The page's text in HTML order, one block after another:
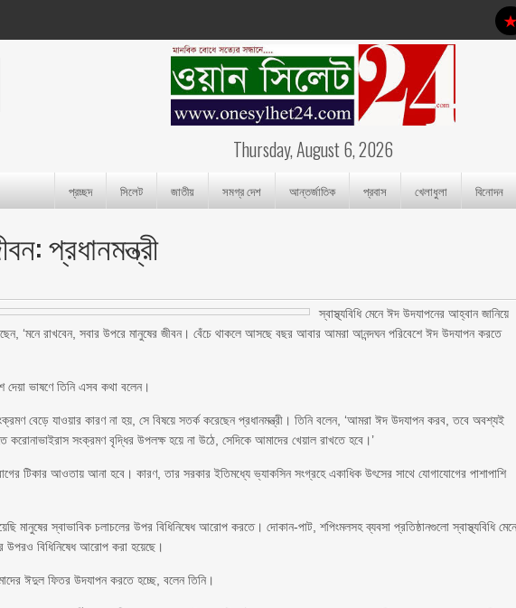
Thursday, August 6, 2026
প্রচ্ছদ সিলেট জাতীয় সমগ্র দেশ আন্তর্জাতিক প্রবাস খেলাধুলা বিনোদন
প্রধানমন্ত্রী
স্বাস্থ্যবিধি মেনে ঈদ উদযাপনের আহ্বান জানিয়ে
‘মনে রাখবেন, সবার উপরে মানুষের জীবন। বেঁচে থাকলে আসছে বছর আবার আমরা আনন্দঘন পরিবেশে ঈদ উদযাপন করতে
দেয়া ভাষণে তিনি এসব কথা বলেন।
বেড়ে যাওয়ার কারণ না হয়, সে বিষয়ে সতর্ক করেছেন প্রধানমন্ত্রী। তিনি বলেন, ‘আমরা ঈদ উদযাপন করব, তবে অবশ্যই
করোনাভাইরাস সংক্রমণ বৃদ্ধির উপলক্ষ হয়ে না উঠে, সেদিকে আমাদের খেয়াল রাখতে হবে।’
টিকার আওতায় আনা হবে। কারণ, তার সরকার ইতিমধ্যে ভ্যাকসিন সংগ্রহে একাধিক উৎসের সাথে যোগাযোগের পাশাপাশি
মানুষের স্বাভাবিক চলাচলের উপর বিধিনিষেধ আরোপ করতে। দোকান-পাট, শপিংমলসহ ব্যবসা প্রতিষ্ঠানগুলো স্বাস্থ্যবিধি
উপরও বিধিনিষেধ আরোপ করা হয়েছে।
ঈদুল ফিতর উদযাপন করতে হচ্ছে, বলেন তিনি।